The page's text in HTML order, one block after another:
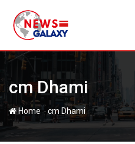
content
cm Dhami
Home-cm Dhami